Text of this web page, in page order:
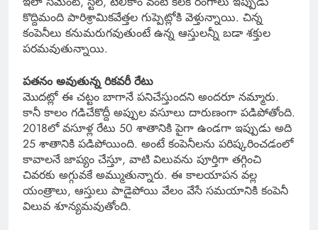
కొద్దిమంది పారిశ్రామికవేత్తల గుప్పెట్లోకి వెళ్తున్నాయి. చిన్న
కంపెనీలు కనుమరుగవుతుంటే ఉన్న ఆస్తులన్నీ బడా శక్తుల
పరమవుతున్నాయి.
పతనం అవుతున్న రికవరీ రేటు
మొదట్లో ఈ చట్టం బాగానే పనిచేస్తుందని అందరూ నమ్మారు.
కానీ కాలం గడిచేకొద్దీ అప్పుల వసూలు దారుణంగా పడిపోతోంది.
2018లో వసూళ్ల రేటు 50 శాతానికి పైగా ఉండగా ఇప్పుడు అది
25 శాతానికి పడిపోయింది. అంటే కంపెనీలను పరిష్కరించడంలో
కావాలనే జాప్యం చేస్తూ, వాటి విలువను పూర్తిగా తగ్గించి
చివరకు అగ్గువకే అమ్ముతున్నారు. ఈ కాలయాపన వల్ల
యంత్రాలు, ఆస్తులు పాడైపోయి వేలం వేసే సమయానికి కంపెనీ
విలువ శూన్యమవుతోంది.